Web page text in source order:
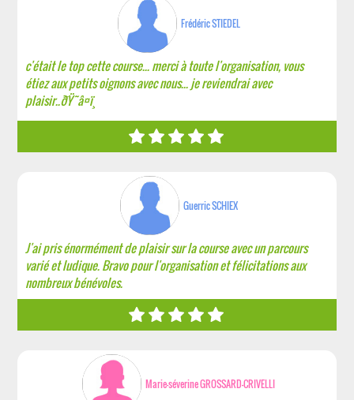
Frédéric STIEDEL
c'était le top cette course... merci à toute l'organisation, vous
étiez aux petits oignons avec nous... je reviendrai avec
plaisir..ðŸ˜â¤ï¸
Guerric SCHIEX
J'ai pris énormément de plaisir sur la course avec un parcours
varié et ludique. Bravo pour l'organisation et félicitations aux
nombreux bénévoles.
Marie-séverine GROSSARD-CRIVELLI